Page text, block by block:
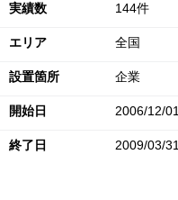
実績数 144件
エリア 全国
設置箇所 企業
開始日 2006/12/01
終了日 2009/03/31